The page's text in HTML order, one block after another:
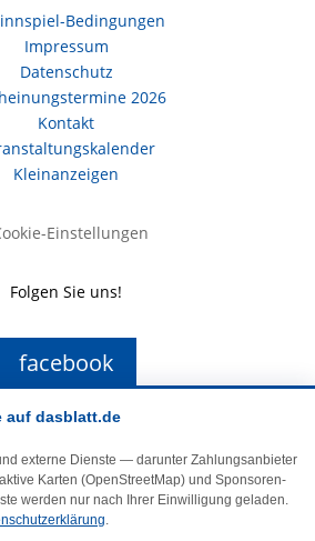
Bedingungen
Impressum
Datenschutz
2026
Kontakt
Kleinanzeigen
Einstellungen
Folgen Sie uns!
facebook
E-Mail
auf dasblatt.de
externe Dienste — darunter Zahlungsanbieter
Karten (OpenStreetMap) und Sponsoren-
werden nur nach Ihrer Einwilligung geladen.
.